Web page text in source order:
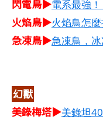
閃電鳥▶電系最強
火焰鳥▶火焰鳥怎
急凍鳥▶急凍鳥，
幻獸
美錄梅塔▶美錄坦